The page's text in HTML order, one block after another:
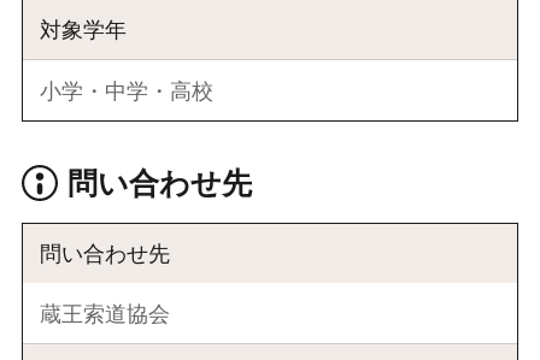
対象学年
小学・中学・高校
問い合わせ先
問い合わせ先
蔵王索道協会